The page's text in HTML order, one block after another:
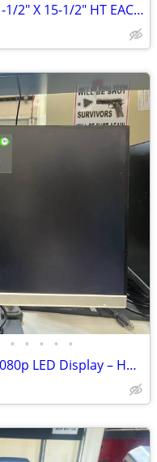
3 BLUEPRINT CABINETS, 54" X 41-1/2" X 15-1/2" HT EACH CABINET, W/ 4" TOEKICK AND
• • • • •
HP 24mh 24” FHD IPS Monitor 1080p LED Display – HDMI/DisplayPort/VGA – Adj